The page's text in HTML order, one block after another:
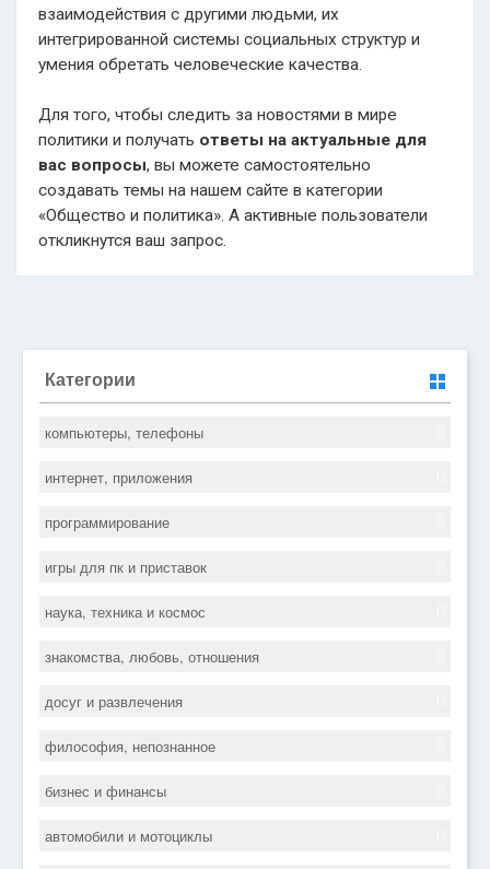
взаимодействия с другими людьми, их
интегрированной системы социальных структур и
умения обретать человеческие качества.
Для того, чтобы следить за новостями в мире
политики и получать ответы на актуальные для
вас вопросы, вы можете самостоятельно
создавать темы на нашем сайте в категории
«Общество и политика». А активные пользователи
откликнутся ваш запрос.
Категории
компьютеры, телефоны
интернет, приложения
программирование
игры для пк и приставок
наука, техника и космос
знакомства, любовь, отношения
досуг и развлечения
философия, непознанное
бизнес и финансы
автомобили и мотоциклы